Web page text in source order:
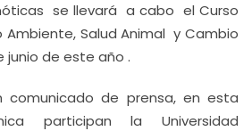
se llevará a cabo el Curso
Ambiente, Salud Animal y Cambio
de este año .
comunicado de prensa, en esta
participan la Universidad